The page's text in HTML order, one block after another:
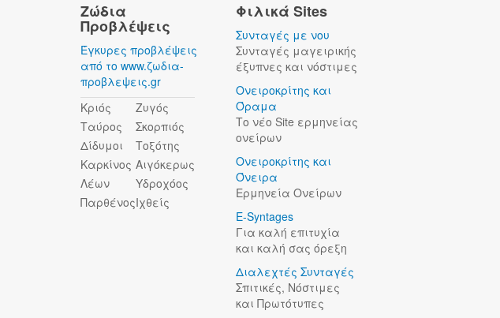
Ζώδια
Προβλέψεις
Έγκυρες προβλέψεις
από το www.ζωδια-
προβλεψεις.gr
Κριός
Ταύρος
Δίδυμοι
Καρκίνος
Λέων
Παρθένος
Ζυγός
Σκορπιός
Τοξότης
Αιγόκερως
Υδροχόος
Ιχθείς
Φιλικά Sites
Συνταγές με νου
Συνταγές μαγειρικής
έξυπνες και νόστιμες
Ονειροκρίτης και
Όραμα
Το νέο Site ερμηνείας
ονείρων
Ονειροκρίτης και
Όνειρα
Ερμηνεία Ονείρων
E-Syntages
Για καλή επιτυχία
και καλή σας όρεξη
Διαλεχτές Συνταγές
Σπιτικές, Νόστιμες
και Πρωτότυπες